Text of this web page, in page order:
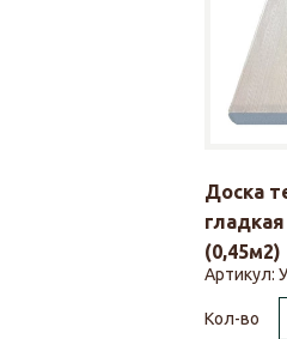
Доска
(0,45м2)
Артикул:
Кол-во